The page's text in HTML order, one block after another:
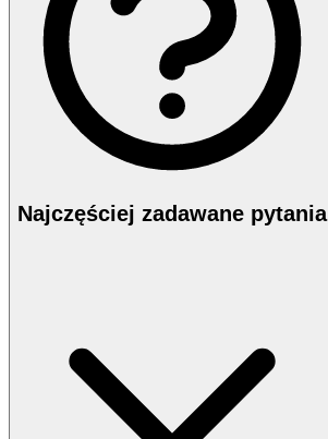
Najczęściej zadawane pytania